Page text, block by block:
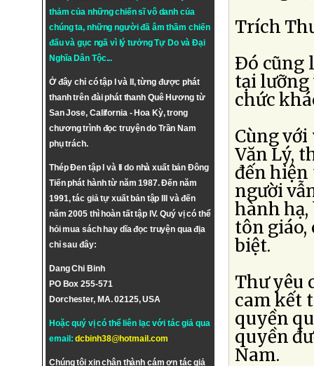
thảm của những chiến sĩ vô danh của
chúng ta, những người đã âm thầm chiến
đấu và gục ngã vì lý tưởngTự DovàĐại
Nghĩa Dân Tộc...
Ở đây chỉ có tập I và II, từng được phát
thanh trên đài phát thanh Quê Hương từ
San Jose, California - Hoa Kỳ, trong
chương trình đọc truyện do Trần Nam
phụ trách.
Thép Đen tập I và II do nhà xuất bản Đông
Tiến phát hành từ năm 1987. Đến năm
1991, tác giả tự xuất bản tập III và đến
năm 2005 thì hoàn tất tập IV. Quý vị có thể
hỏi mua sách hay dĩa đọc truyện qua địa
chỉ sau đây:
Dang Chi Binh
PO Box 255-571
Dorchester, MA. 02125, USA
Hoặc quý vị có thể liên lạc với tác giả qua
email:dcbinh38@hotmail.com
Chúng tôi xin chân thành cám ơn tác giả
Trích
Ðó cũng
tại lưỡng
chức
Cùng
Văn Lý,
đến hiện
người
hành
tôn
biệt.
Thư yêu
cam kết
quyền
quyền
Nam.